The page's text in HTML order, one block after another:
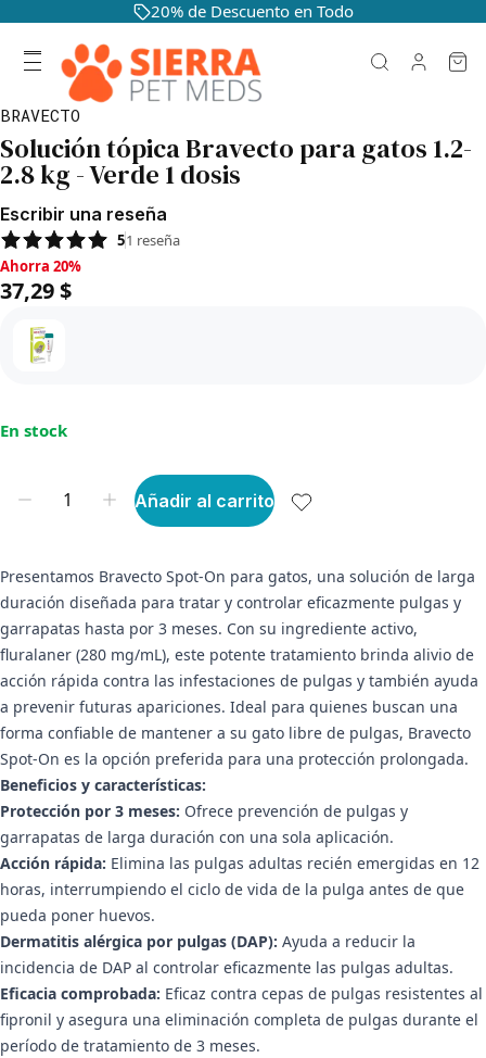
20% de Descuento en Todo
BRAVECTO
Solución tópica Bravecto para gatos 1.2-
2.8 kg - Verde 1 dosis
Escribir una reseña
51 reseña
Ahorra 20%, 37,29 $
Ahorra 20%
37,29 $
En stock
Añadir al carrito
Presentamos Bravecto Spot-On para gatos, una solución de larga
duración diseñada para tratar y controlar eficazmente pulgas y
garrapatas hasta por 3 meses. Con su ingrediente activo,
fluralaner (280 mg/mL), este potente tratamiento brinda alivio de
acción rápida contra las infestaciones de pulgas y también ayuda
a prevenir futuras apariciones. Ideal para quienes buscan una
forma confiable de mantener a su gato libre de pulgas, Bravecto
Spot-On es la opción preferida para una protección prolongada.
Beneficios y características:
Protección por 3 meses: Ofrece prevención de pulgas y
garrapatas de larga duración con una sola aplicación.
Acción rápida: Elimina las pulgas adultas recién emergidas en 12
horas, interrumpiendo el ciclo de vida de la pulga antes de que
pueda poner huevos.
Dermatitis alérgica por pulgas (DAP): Ayuda a reducir la
incidencia de DAP al controlar eficazmente las pulgas adultas.
Eficacia comprobada: Eficaz contra cepas de pulgas resistentes al
fipronil y asegura una eliminación completa de pulgas durante el
período de tratamiento de 3 meses.